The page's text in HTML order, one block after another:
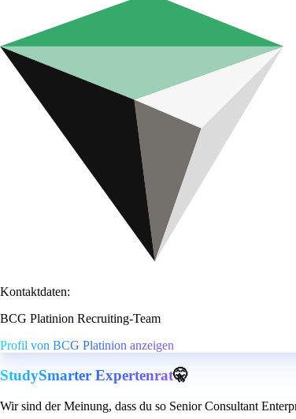
Kontaktdaten:
BCG Platinion Recruiting-Team
Profil von BCG Platinion anzeigen
StudySmarter Expertenrat🤫
Wir sind der Meinung, dass du so Senior Consultant